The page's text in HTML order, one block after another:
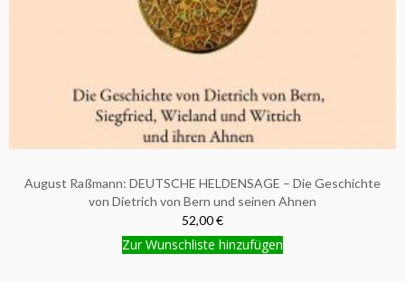
August Raßmann: DEUTSCHE HELDENSAGE – Die Geschichte
von Dietrich von Bern und seinen Ahnen
52,00 €
Zur Wunschliste hinzufügen